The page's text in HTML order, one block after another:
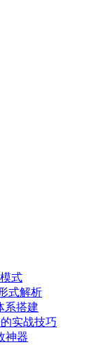
式
式解析
系搭建
实战技巧
神器